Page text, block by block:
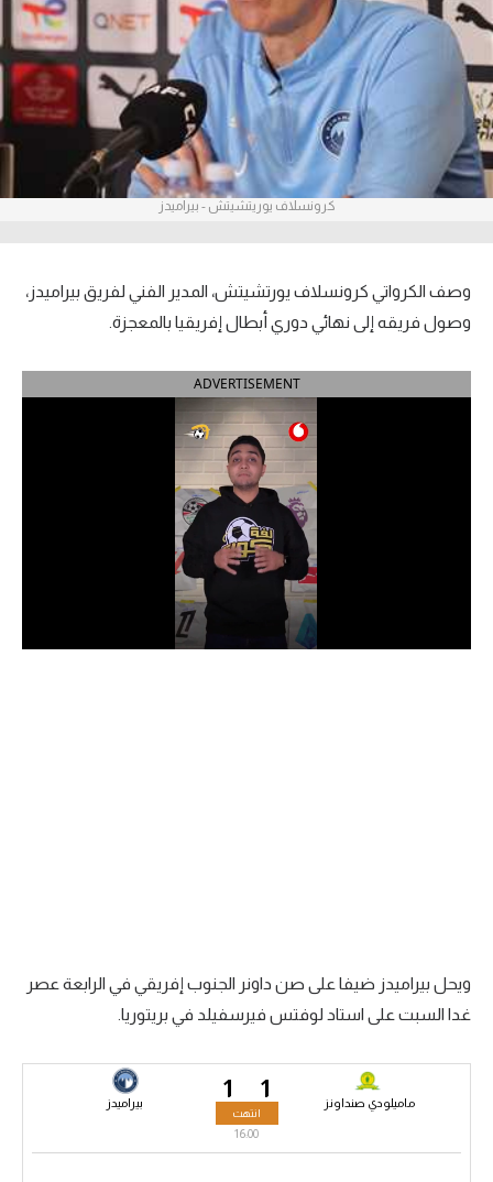
آراء حرة
ركن الألعاب
بطولات
الدوري الإنجليزي الممتاز
الدوري الإسباني
الدوري السعودي للمحترفين
سعودي في الجول
الدوري الإنجليزي
الدوري الإسباني
كرونسلاف يوريتشيتش - بيراميدز
وصف الكرواتي كرونسلاف يورتشيتش، المدير الفني لفريق بيراميدز،
وصول فريقه إلى نهائي دوري أبطال إفريقيا بالمعجزة.
ADVERTISEMENT
ويحل بيراميدز ضيفا على صن داونر الجنوب إفريقي في الرابعة عصر
غدا السبت على استاد لوفتس فيرسفيلد في بريتوريا.
1 ماميلودي صنداونز 1 بيراميدز
انتهت
16:00